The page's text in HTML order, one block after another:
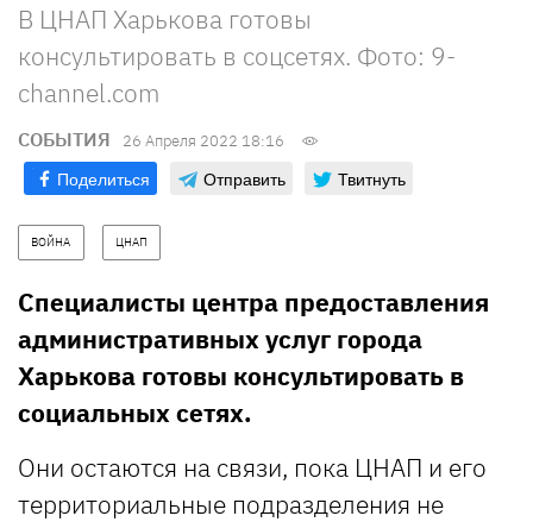
В ЦНАП Харькова готовы
консультировать в соцсетях. Фото: 9-
channel.com
СОБЫТИЯ 26 Апреля 2022 18:16
Поделиться Отправить Твитнуть
ВОЙНА ЦНАП
Специалисты центра предоставления
административных услуг города
Харькова готовы консультировать в
социальных сетях.
Они остаются на связи, пока ЦНАП и его
территориальные подразделения не